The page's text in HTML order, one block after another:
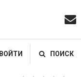
ВОЙТИ ПОИСК